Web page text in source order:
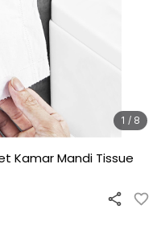
1 / 8
Kamar Mandi Tissue